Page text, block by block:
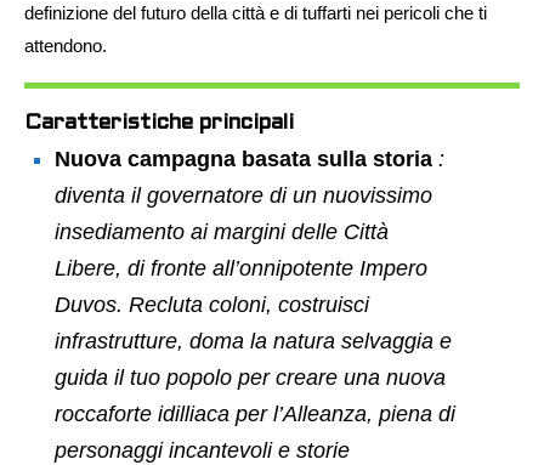
definizione del futuro della città e di tuffarti nei pericoli che ti
attendono.
Caratteristiche principali
Nuova campagna basata sulla storia :
diventa il governatore di un nuovissimo
insediamento ai margini delle Città
Libere, di fronte all’onnipotente Impero
Duvos. Recluta coloni, costruisci
infrastrutture, doma la natura selvaggia e
guida il tuo popolo per creare una nuova
roccaforte idilliaca per l’Alleanza, piena di
personaggi incantevoli e storie